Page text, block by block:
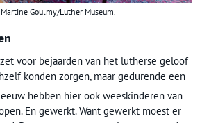
Goulmy/Luther Museum.
voor bejaarden van het lutherse geloof
konden zorgen, maar gedurende een
eeuw hebben hier ook weeskinderen van
En gewerkt. Want gewerkt moest er